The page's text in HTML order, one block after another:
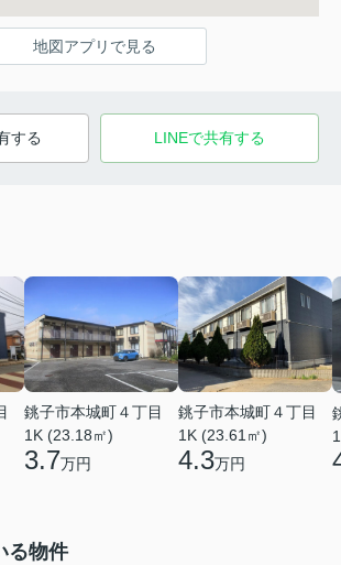
地図アプリで見る
する LINEで共有する
銚子市本城町４丁目
1K (23.18㎡)
3.7万円
銚子市本城町４丁目
1K (23.61㎡)
4.3万円
る物件